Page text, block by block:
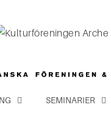
SEMINARIER